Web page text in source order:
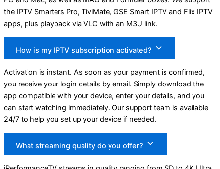
the IPTV Smarters Pro, TiviMate, GSE Smart IPTV and Flix IPTV
apps, plus playback via VLC with an M3U link.
How is my IPTV subscription activated?
Activation is instant. As soon as your payment is confirmed,
you receive your login details by email. Simply download the
app compatible with your device, enter your details, and you
can start watching immediately. Our support team is available
24/7 to help you set up your device if needed.
What streaming quality do you offer?